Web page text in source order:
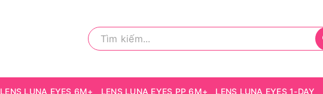
LENS LUNA EYES 6M+ LENS LUNA EYES PP 6M+ LENS LUNA EYES 1-DAY